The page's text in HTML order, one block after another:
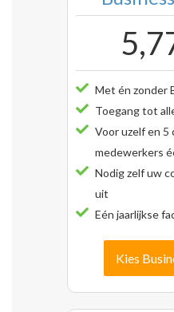
Met én zonder
Toegang tot
Voor uzelf en 5
medewerkers
Nodig zelf uw
uit
Eén jaarlijkse
Kies